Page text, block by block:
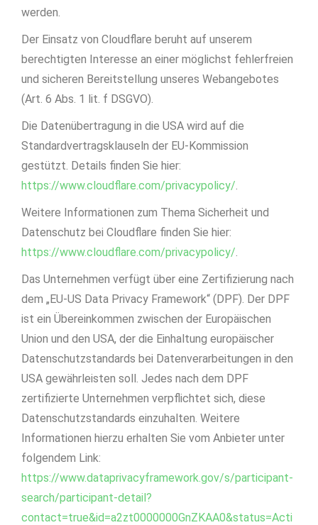
werden.
Der Einsatz von Cloudflare beruht auf unserem
berechtigten Interesse an einer möglichst fehlerfreien
und sicheren Bereitstellung unseres Webangebotes
(Art. 6 Abs. 1 lit. f DSGVO).
Die Datenübertragung in die USA wird auf die
Standardvertragsklauseln der EU-Kommission
gestützt. Details finden Sie hier:
https://www.cloudflare.com/privacypolicy/.
Weitere Informationen zum Thema Sicherheit und
Datenschutz bei Cloudflare finden Sie hier:
https://www.cloudflare.com/privacypolicy/.
Das Unternehmen verfügt über eine Zertifizierung nach
dem „EU-US Data Privacy Framework“ (DPF). Der DPF
ist ein Übereinkommen zwischen der Europäischen
Union und den USA, der die Einhaltung europäischer
Datenschutzstandards bei Datenverarbeitungen in den
USA gewährleisten soll. Jedes nach dem DPF
zertifizierte Unternehmen verpflichtet sich, diese
Datenschutzstandards einzuhalten. Weitere
Informationen hierzu erhalten Sie vom Anbieter unter
folgendem Link:
https://www.dataprivacyframework.gov/s/participant-
search/participant-detail?
contact=true&id=a2zt0000000GnZKAA0&status=Acti